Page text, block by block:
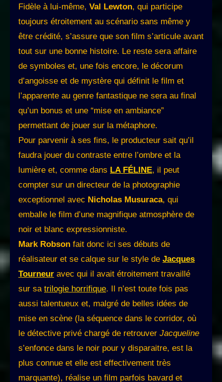
Fidèle à lui-même, Val Lewton, qui participe
toujours étroitement au scénario sans même y
être crédité, s’assure que son film s’articule avant
tout sur une bonne histoire. Le reste sera affaire
de symboles et, une fois encore, le décorum
d’angoisse et de mystère qui définit le film et
l’apparente au genre fantastique ne sera au final
qu’un bonus et une “mise en ambiance”
permettant de jouer sur la métaphore.
Pour parvenir à ses fins, le producteur sait qu’il
faudra jouer du contraste entre l’ombre et la
lumière et, comme dans LA FÉLINE, il peut
compter sur un directeur de la photographie
exceptionnel avec Nicholas Musuraca, qui
emballe le film d’une magnifique atmosphère de
noir et blanc expressionniste.
Mark Robson fait donc ici ses débuts de
réalisateur et se calque sur le style de Jacques
Tourneur avec qui il avait étroitement travaillé
sur sa trilogie horrifique. Il n’est toute fois pas
aussi talentueux et, malgré de belles idées de
mise en scène (la séquence dans le corridor, où
le détective privé chargé de retrouver Jacqueline
s’enfonce dans le noir pour y disparaitre, est la
plus connue et elle est effectivement très
marquante), réalise un film parfois bavard et